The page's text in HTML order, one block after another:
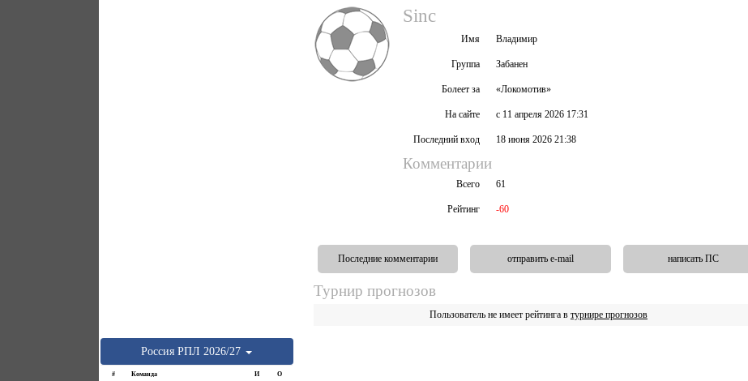
Россия РПЛ 2026/27
# Команда И О
Sinc
Имя Владимир
Группа Забанен
Болеет за «Локомотив»
На сайте с 11 апреля 2026 17:31
Последний вход 18 июня 2026 21:38
Комментарии
Всего 61
Рейтинг -60
Последние комментарии отправить e-mail написать ПС
Турнир прогнозов
Пользователь не имеет рейтинга в турнире прогнозов